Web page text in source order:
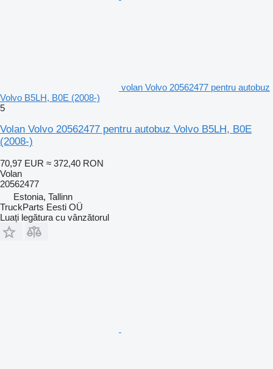
volan Volvo 20562477 pentru autobuz
Volvo B5LH, B0E (2008-)
5
Volan Volvo 20562477 pentru autobuz Volvo B5LH, B0E
(2008-)
70,97 EUR ≈ 372,40 RON
Volan
20562477
Estonia, Tallinn
TruckParts Eesti OÜ
Luați legătura cu vânzătorul